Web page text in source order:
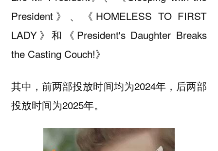
President》、《HOMELESS TO FIRST
LADY》和《President's Daughter Breaks
the Casting Couch!》
其中，前两部投放时间均为2024年，后两部
投放时间为2025年。